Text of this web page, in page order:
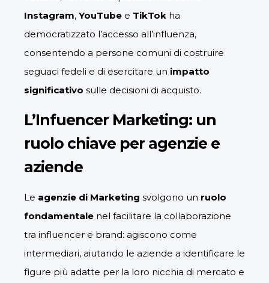
Instagram, YouTube e TikTok ha
democratizzato l’accesso all’influenza,
consentendo a persone comuni di costruire
seguaci fedeli e di esercitare un impatto
significativo sulle decisioni di acquisto.
L’Infuencer Marketing: un
ruolo chiave per agenzie e
aziende
Le agenzie di Marketing svolgono un ruolo
fondamentale nel facilitare la collaborazione
tra influencer e brand: agiscono come
intermediari, aiutando le aziende a identificare le
figure più adatte per la loro nicchia di mercato e